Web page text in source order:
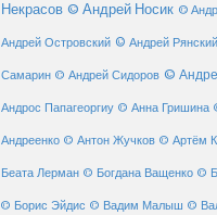
Некрасов © Андрей Носик ©
Андрей Островский © Андрей Рянский
Самарин © Андрей Сидоров ©
Андрос Папагеоргиу © Анна Гришина
Андреенко © Антон Жучков © Артём
Беата Лерман © Богдана Ващенко ©
© Борис Эйдис © Вадим Малыш ©